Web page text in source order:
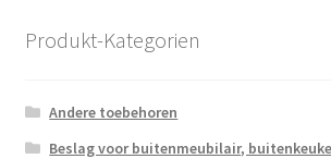
Produkt-Kategorien
Andere toebehoren
Beslag voor buitenmeubilair,